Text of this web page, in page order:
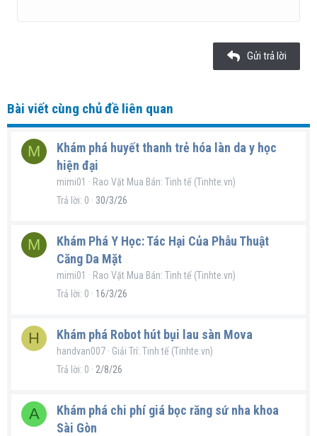
Gửi trả lời
Bài viết cùng chủ đề liên quan
M
Khám phá huyết thanh trẻ hóa làn da y học
hiện đại
mimi01
Rao Vặt Mua Bán: Tinh tế (Tinhte.vn)
Trả lời 0 30/3/26
M
Khám Phá Y Học: Tác Hại Của Phẫu Thuật
Căng Da Mặt
mimi01
Rao Vặt Mua Bán: Tinh tế (Tinhte.vn)
Trả lời 0 16/3/26
H Khám phá Robot hút bụi lau sàn Mova
handvan007
Giải Trí: Tinh tế (Tinhte.vn)
Trả lời 0 2/8/26
A
Khám phá chi phí giá bọc răng sứ nha khoa
Sài Gòn